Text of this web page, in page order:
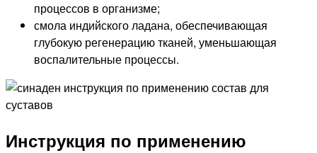
процессов в организме;
смола индийского ладана, обеспечивающая
глубокую регенерацию тканей, уменьшающая
воспалительные процессы.
Инструкция по применению